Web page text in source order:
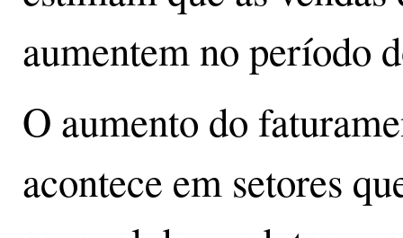
aumentem no período
O aumento do
acontece em setores